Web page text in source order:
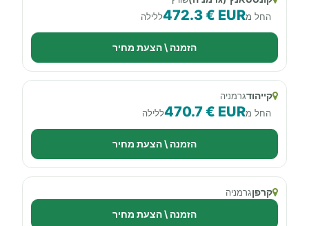
החל מ472.3 € EURללילה
הזמנה \ הצעת מחיר
קייהודגרמניה
החל מ470.7 € EURללילה
הזמנה \ הצעת מחיר
קרפןגרמניה
הזמנה \ הצעת מחיר